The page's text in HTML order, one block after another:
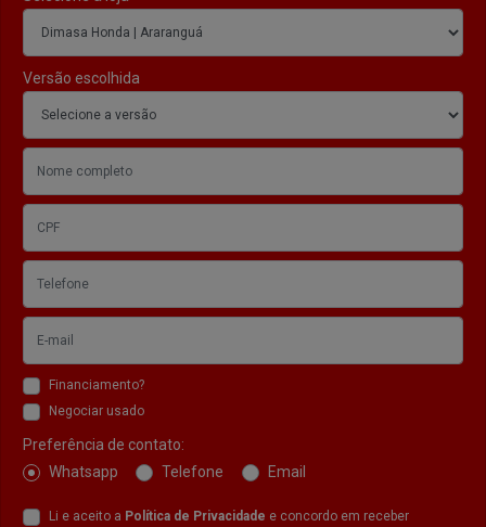
Versão escolhida
Financiamento?
Negociar usado
Preferência de contato:
Whatsapp
Telefone Email
Li e aceito a Política de Privacidade e concordo em receber